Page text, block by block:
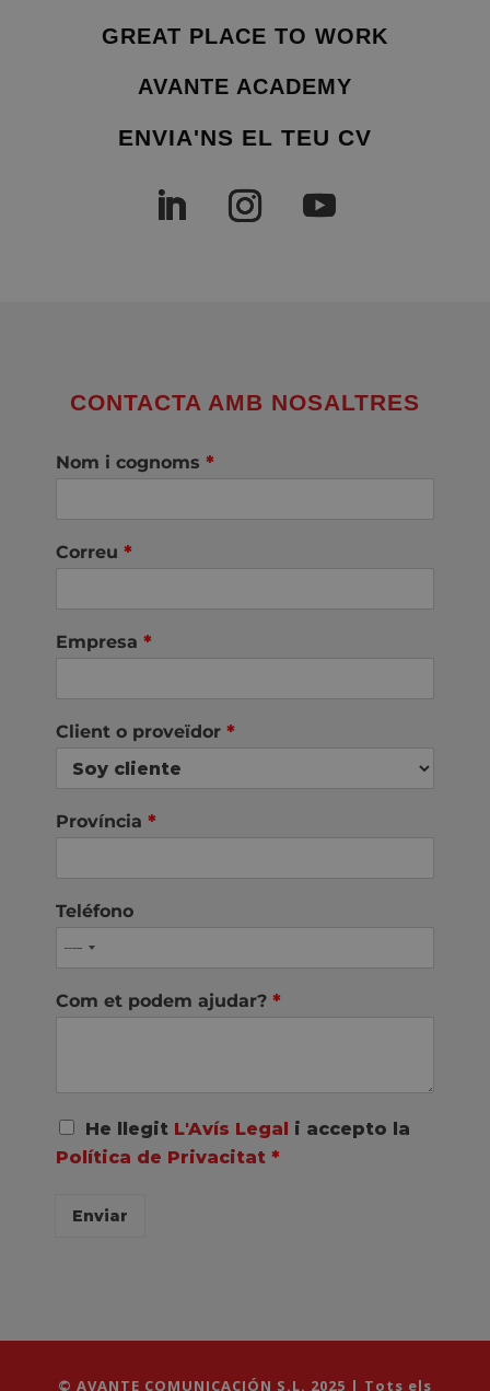
GREAT PLACE TO WORK
AVANTE ACADEMY
ENVIA'NS EL TEU CV
CONTACTA AMB NOSALTRES
Nom i cognoms *
Correu *
Empresa *
Client o proveïdor *
Província *
Teléfono
Com et podem ajudar? *
A
c
u
D
He llegit L'Avís Legal
i accepto la
Política de Privacitat *
Enviar
© AVANTE COMUNICACIÓN S.L. 2025 | Tots els